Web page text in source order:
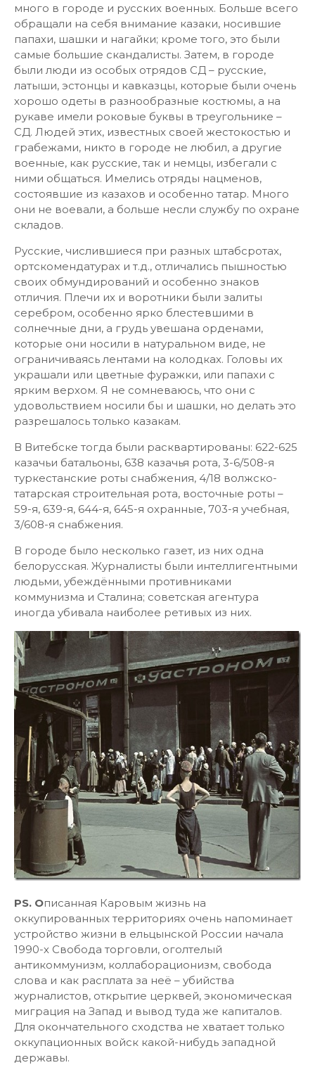
много в городе и русских военных. Больше всего
обращали на себя внимание казаки, носившие
папахи, шашки и нагайки; кроме того, это были
самые большие скандалисты. Затем, в городе
были люди из особых отрядов СД – русские,
латыши, эстонцы и кавказцы, которые были очень
хорошо одеты в разнообразные костюмы, а на
рукаве имели роковые буквы в треугольнике –
СД. Людей этих, известных своей жестокостью и
грабежами, никто в городе не любил, а другие
военные, как русские, так и немцы, избегали с
ними общаться. Имелись отряды нацменов,
состоявшие из казахов и особенно татар. Много
они не воевали, а больше несли службу по охране
складов.
Русские, числившиеся при разных штабсротах,
ортскомендатурах и т.д., отличались пышностью
своих обмундирований и особенно знаков
отличия. Плечи их и воротники были залиты
серебром, особенно ярко блестевшими в
солнечные дни, а грудь увешана орденами,
которые они носили в натуральном виде, не
ограничиваясь лентами на колодках. Головы их
украшали или цветные фуражки, или папахи с
ярким верхом. Я не сомневаюсь, что они с
удовольствием носили бы и шашки, но делать это
разрешалось только казакам.
В Витебске тогда были расквартированы: 622-625
казачьи батальоны, 638 казачья рота, 3-6/508-я
туркестанские роты снабжения, 4/18 волжско-
татарская строительная рота, восточные роты –
59-я, 639-я, 644-я, 645-я охранные, 703-я учебная,
3/608-я снабжения.
В городе было несколько газет, из них одна
белорусская. Журналисты были интеллигентными
людьми, убеждёнными противниками
коммунизма и Сталина; советская агентура
иногда убивала наиболее ретивых из них.
PS. Описанная Каровым жизнь на
оккупированных территориях очень напоминает
устройство жизни в ельцынской России начала
1990-х Свобода торговли, оголтелый
антикоммунизм, коллаборационизм, свобода
слова и как расплата за неё – убийства
журналистов, открытие церквей, экономическая
миграция на Запад и вывод туда же капиталов.
Для окончательного сходства не хватает только
оккупационных войск какой-нибудь западной
державы.